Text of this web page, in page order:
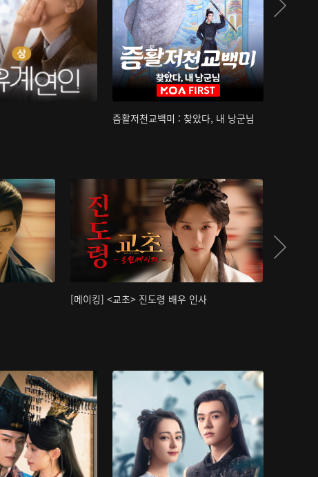
즘활저천교백미 : 찾았다, 내 낭군님
[메이킹] <교초> 진도령 배우 인사